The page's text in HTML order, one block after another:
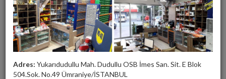
Adres: Yukarıdudullu Mah. Dudullu OSB İmes San. Sit. E Blok
504.Sok. No.49 Ümraniye/İSTANBUL